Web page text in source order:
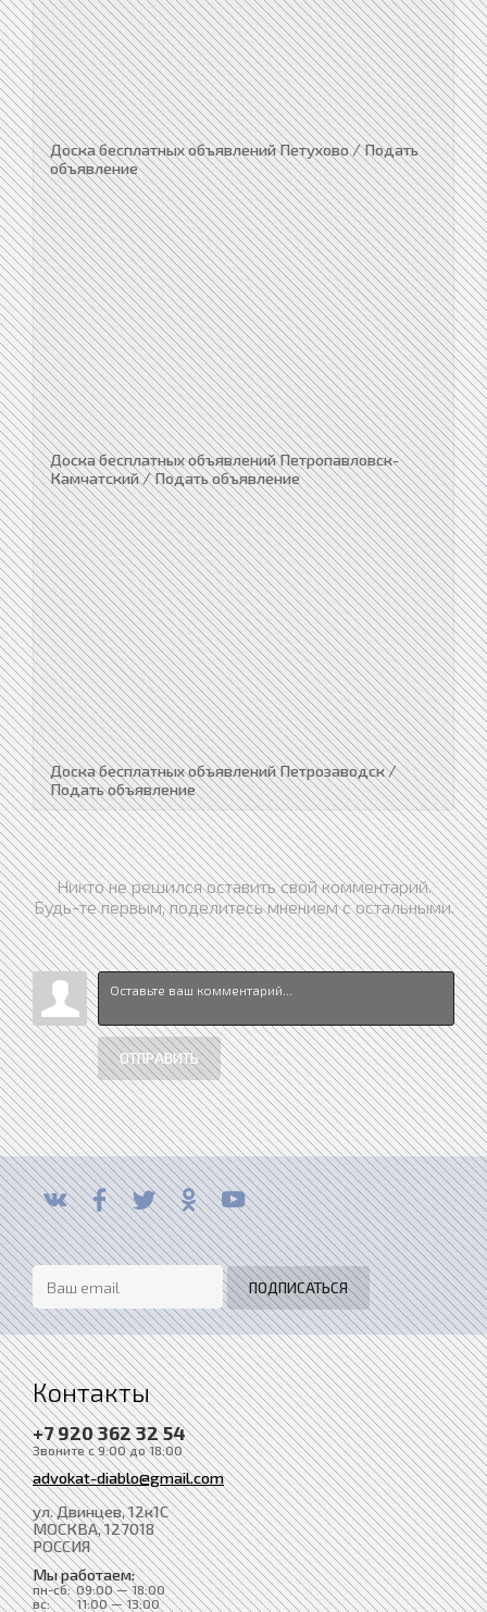
Доска бесплатных объявлений Петухово / Подать
объявление
Доска бесплатных объявлений Петропавловск-
Камчатский / Подать объявление
Доска бесплатных объявлений Петрозаводск /
Подать объявление
Никто не решился оставить свой комментарий.
Будь-те первым, поделитесь мнением с остальными.
ОТПРАВИТЬ
Контакты
+7 920 362 32 54
Звоните с 9:00 до 18:00
advokat-diablo@gmail.com
ул. Двинцев, 12к1С
МОСКВА, 127018
РОССИЯ
Мы работаем:
пн-сб: 09:00 — 18:00
вс:
11:00 — 13:00